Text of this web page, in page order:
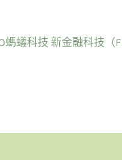
螞蟻科技 新金融科技（